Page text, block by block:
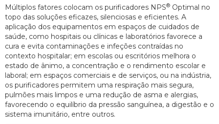
Múltiplos fatores colocam os purificadores NPS® Optimal no
topo das soluções eficazes, silenciosas e eficientes. A
aplicação dos equipamentos em espaços de cuidados de
saúde, como hospitais ou clínicas e laboratórios favorece a
cura e evita contaminações e infeções contraídas no
contexto hospitalar; em escolas ou escritórios melhora o
estado de ânimo, a concentração e o rendimento escolar e
laboral; em espaços comerciais e de serviços, ou na indústria,
os purificadores permitem uma respiração mais segura,
pulmões mais limpos e uma redução de asma e alergias,
favorecendo o equilíbrio da pressão sanguínea, a digestão e o
sistema imunitário, entre outros.